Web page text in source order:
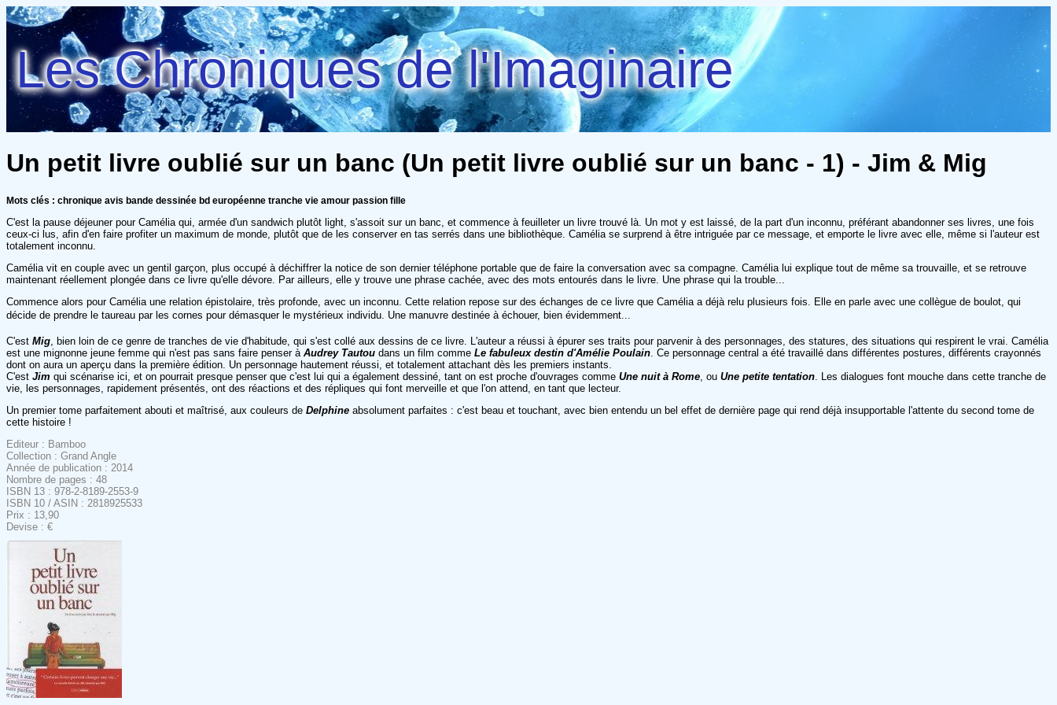
Les Chroniques de l'Imaginaire
Un petit livre oublié sur un banc (Un petit livre oublié sur un banc - 1) - Jim & Mig
Mots clés : chronique avis bande dessinée bd européenne tranche vie amour passion fille
C'est la pause déjeuner pour Camélia qui, armée d'un sandwich plutôt light, s'assoit sur un banc, et commence à feuilleter un livre trouvé là. Un mot y est laissé, de la part d'un inconnu, préférant abandonner ses livres, une fois
ceux-ci lus, afin d'en faire profiter un maximum de monde, plutôt que de les conserver en tas serrés dans une bibliothèque. Camélia se surprend à être intriguée par ce message, et emporte le livre avec elle, même si l'auteur est
totalement inconnu.
Camélia vit en couple avec un gentil garçon, plus occupé à déchiffrer la notice de son dernier téléphone portable que de faire la conversation avec sa compagne. Camélia lui explique tout de même sa trouvaille, et se retrouve
maintenant réellement plongée dans ce livre qu'elle dévore. Par ailleurs, elle y trouve une phrase cachée, avec des mots entourés dans le livre. Une phrase qui la trouble...
Commence alors pour Camélia une relation épistolaire, très profonde, avec un inconnu. Cette relation repose sur des échanges de ce livre que Camélia a déjà relu plusieurs fois. Elle en parle avec une collègue de boulot, qui
décide de prendre le taureau par les cornes pour démasquer le mystérieux individu. Une manuvre destinée à échouer, bien évidemment...
C'est Mig , bien loin de ce genre de tranches de vie d'habitude, qui s'est collé aux dessins de ce livre. L'auteur a réussi à épurer ses traits pour parvenir à des personnages, des statures, des situations qui respirent le vrai. Camélia
est une mignonne jeune femme qui n'est pas sans faire penser à Audrey Tautou dans un film comme Le fabuleux destin d'Amélie Poulain . Ce personnage central a été travaillé dans différentes postures, différents crayonnés
dont on aura un aperçu dans la première édition. Un personnage hautement réussi, et totalement attachant dès les premiers instants.
C'est Jim qui scénarise ici, et on pourrait presque penser que c'est lui qui a également dessiné, tant on est proche d'ouvrages comme Une nuit à Rome , ou Une petite tentation . Les dialogues font mouche dans cette tranche de
vie, les personnages, rapidement présentés, ont des réactions et des répliques qui font merveille et que l'on attend, en tant que lecteur.
Un premier tome parfaitement abouti et maîtrisé, aux couleurs de Delphine absolument parfaites : c'est beau et touchant, avec bien entendu un bel effet de dernière page qui rend déjà insupportable l'attente du second tome de
cette histoire !
Editeur : Bamboo
Collection : Grand Angle
Année de publication : 2014
Nombre de pages : 48
ISBN 13 : 978-2-8189-2553-9
ISBN 10 / ASIN : 2818925533
Prix : 13,90
Devise : €